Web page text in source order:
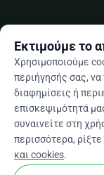
Elarrow_drop_down
★★★★★4,9 / 5
Εκτιμούμε το
Χρησιμοποιούμε
περιήγησής σας,
διαφημίσεις ή
επισκεψιμότητά
συναινείτε στη
περισσότερα,
και cookies.